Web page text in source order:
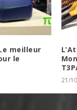
meilleur
le
21/